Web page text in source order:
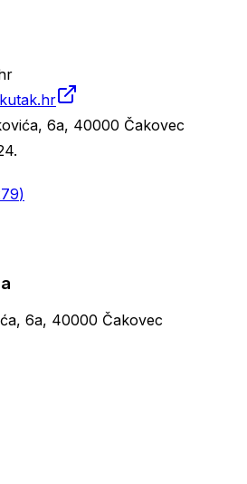
6a, 40000 Čakovec
)
6a, 40000 Čakovec